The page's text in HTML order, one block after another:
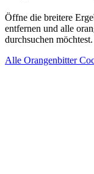
Öffne die breitere
entfernen und alle
durchsuchen möchtest.
Alle Orangenbitter